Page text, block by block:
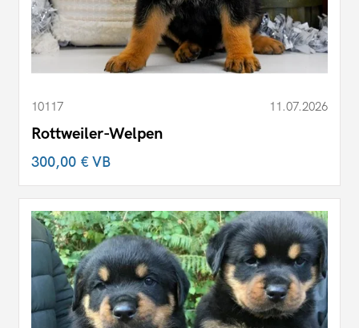
10117 11.07.2026
Rottweiler-Welpen
300,00 €VB